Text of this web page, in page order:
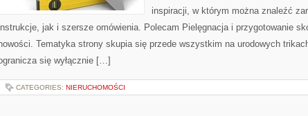
inspiracji, w którym można znaleźć
jak i szersze omówienia. Polecam Pielęgnacja i przygotowanie
Tematyka strony skupia się przede wszystkim na urodowych
się wyłącznie […]
CATEGORIES: NIERUCHOMOŚCI